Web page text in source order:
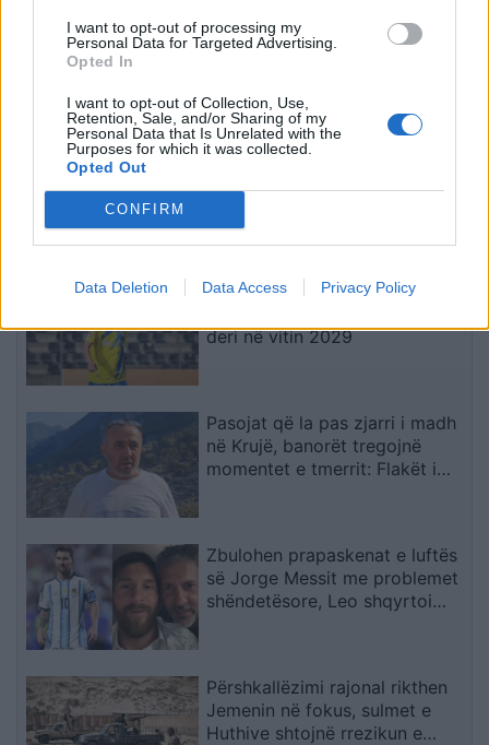
I want to opt-out of processing my
Personal Data for Targeted Advertising.
Opted In
I want to opt-out of Collection, Use,
Retention, Sale, and/or Sharing of my
Personal Data that Is Unrelated with the
Purposes for which it was collected.
Opted Out
CONFIRM
Data Deletion Data Access Privacy Policy
Turqia vendos kufizime
për disa anije drejt Detit të
Zi, shtohen paqartësitë
për tregtinë detare
Aksident në Peru/
dhe katër të plagosur në
të fundit
Elbasani promovon talentin e
deri në vitin 2029
Pasojat që la pas zjarri i madh
në Krujë, banorët tregojnë
momentet e tmerrit: Flakët i
Zbulohen prapaskenat e luftës
së Jorge Messit me problemet
shëndetësore, Leo shqyrtoi
Përshkallëzimi rajonal rikthen
Jemenin në fokus, sulmet e
Huthive shtojnë rrezikun e